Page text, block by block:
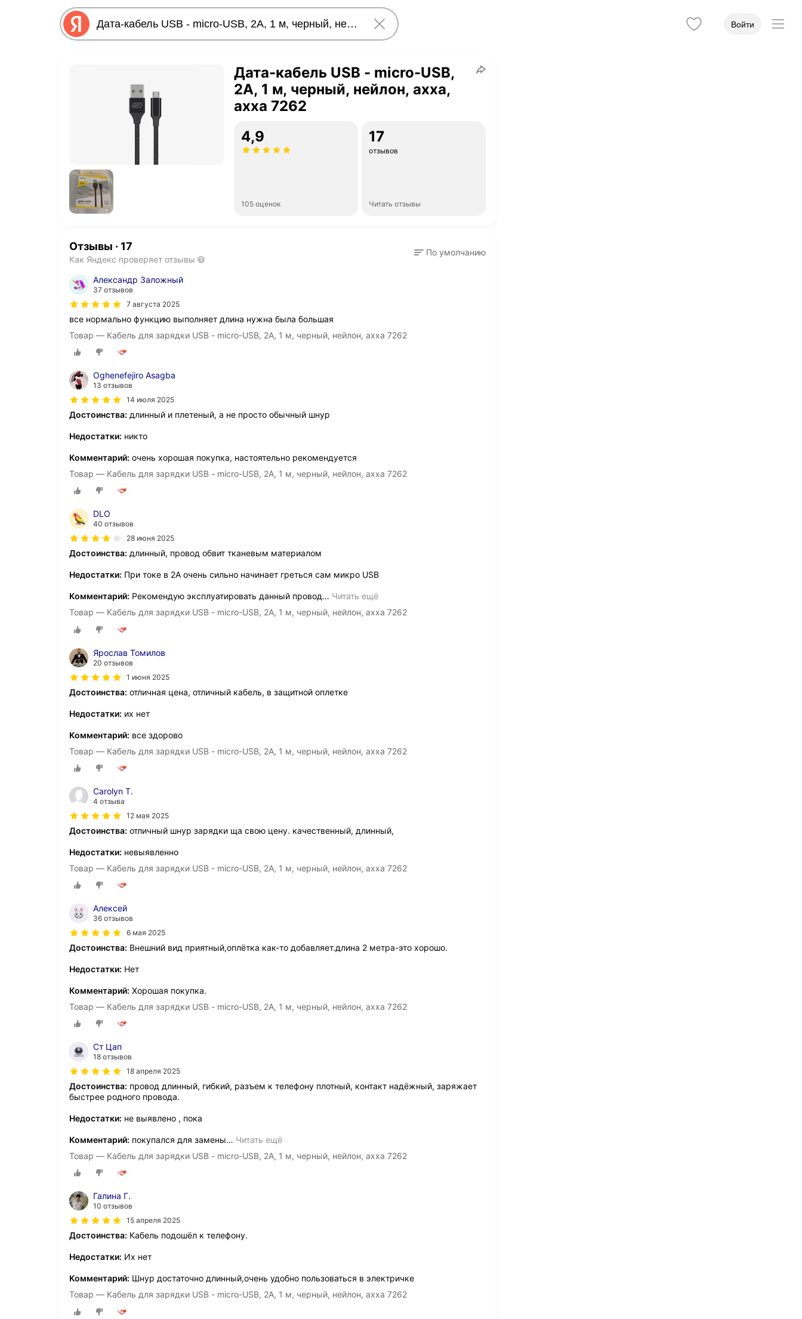
Войти
Дата-кабель USB - micro-USB,
2A, 1 м, черный, нейлон, ахха,
ахха 7262
4,9
105 оценок
17
отзывов
Читать отзывы
Отзывы · 17
Как Яндекс проверяет отзывы
По умолчанию
Александр Заложный
37 отзывов
7 августа 2025
все нормально функцию выполняет длина нужна была большая
Товар — Кабель для зарядки USB - micro-USB, 2A, 1 м, черный, нейлон, ахха 7262
Oghenefejiro Asagba
13 отзывов
14 июля 2025
Достоинства: длинный и плетеный, а не просто обычный шнур
Недостатки: никто
Комментарий: очень хорошая покупка, настоятельно рекомендуется
Товар — Кабель для зарядки USB - micro-USB, 2A, 1 м, черный, нейлон, ахха 7262
DLO
40 отзывов
28 июня 2025
Достоинства: длинный, провод обвит тканевым материалом
Недостатки: При токе в 2А очень сильно начинает греться сам микро USB
Комментарий: Рекомендую эксплуатировать данный провод… Читать ещё
Товар — Кабель для зарядки USB - micro-USB, 2A, 1 м, черный, нейлон, ахха 7262
Ярослав Томилов
20 отзывов
1 июня 2025
Достоинства: отличная цена, отличный кабель, в защитной оплетке
Недостатки: их нет
Комментарий: все здорово
Товар — Кабель для зарядки USB - micro-USB, 2A, 1 м, черный, нейлон, ахха 7262
Carolyn T.
4 отзыва
12 мая 2025
Достоинства: отличный шнур зарядки ща свою цену. качественный, длинный,
Недостатки: невыявленно
Товар — Кабель для зарядки USB - micro-USB, 2A, 1 м, черный, нейлон, ахха 7262
Алексей
36 отзывов
6 мая 2025
Достоинства: Внешний вид приятный,оплётка как-то добавляет.длина 2 метра-это хорошо.
Недостатки: Нет
Комментарий: Хорошая покупка.
Товар — Кабель для зарядки USB - micro-USB, 2A, 1 м, черный, нейлон, ахха 7262
Ст Цап
18 отзывов
18 апреля 2025
Достоинства: провод длинный, гибкий, разъем к телефону плотный, контакт надёжный, заряжает
быстрее родного провода.
Недостатки: не выявлено , пока
Комментарий: покупался для замены… Читать ещё
Товар — Кабель для зарядки USB - micro-USB, 2A, 1 м, черный, нейлон, ахха 7262
Галина Г.
10 отзывов
15 апреля 2025
Достоинства: Кабель подошёл к телефону.
Недостатки: Их нет
Комментарий: Шнур достаточно длинный,очень удобно пользоваться в электричке
Товар — Кабель для зарядки USB - micro-USB, 2A, 1 м, черный, нейлон, ахха 7262